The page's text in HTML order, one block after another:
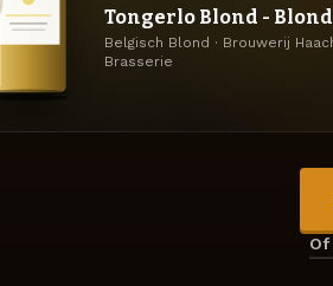
Tongerlo Blond -
Belgisch Blond · Brouwerij
Brasserie